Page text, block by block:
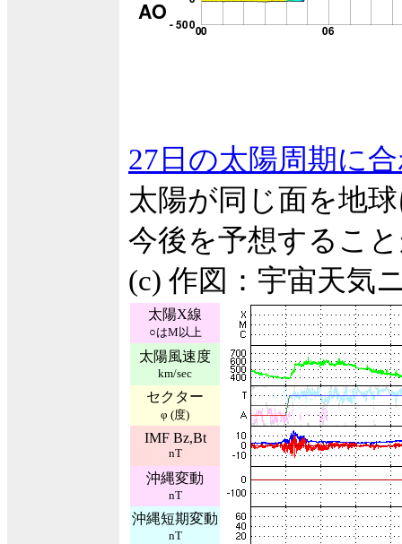
27日の太陽周期に
太陽が同じ面を地
今後を予想するこ
(c) 作図：宇宙天気
太陽X線
○はM以上
太陽風速度
km/sec
セクター
φ (度)
IMF Bz,Bt
nT
沖縄変動
nT
沖縄短期変動
nT